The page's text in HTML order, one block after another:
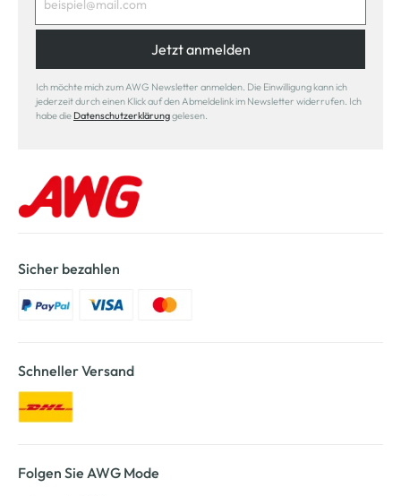
Jetzt anmelden
Ich möchte mich zum AWG Newsletter anmelden. Die Einwilligung kann ich
jederzeit durch einen Klick auf den Abmeldelink im Newsletter widerrufen. Ich
habe die Datenschutzerklärunggelesen.
Sicher bezahlen
Schneller Versand
Folgen Sie AWG Mode